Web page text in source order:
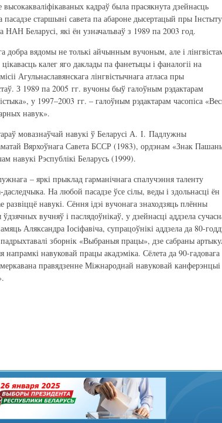
кадраў была прасякнута дзейнасць
старшыні савета па абароне дысертацый пры
НАН Беларусі, які ён узначальваў з 1989 па 2003 год.
добра вядомы не толькі айчынным вучоным, але і
калег яго даклады па фанетыцы і фаналогіі на
Агульнаславянскага лінгвістычнага атласа пры
З 1989 па 2005 гг. вучоны быў галоўным рэдактарам
у 1997–2003 гг. – галоўным рэдактарам часопіса
навук».
мовазнаўчай навукі ў Беларусі А. І. Падлужны
Вярхоўнага Савета БССР (1983), ордэнам «Знак
навукі Рэспублікі Беларусь (1999).
– яркі прыклад гарманічнага спалучэння таленту
даследчыка. На любой пасадзе ўсе сілы, веды і здольнасці ён
развіццё навукі. Сёння ідэі вучонага знаходзяць плённы
вучняў і паслядоўнікаў, у дзейнасці аддзела
Аляксандра Іосіфавіча, супрацоўнікі аддзела да 80-
зборнік «Выбраныя працы», дзе сабраны
навуковай працы акадэміка. Сёлета да 90-гадовага
правядзенне Міжнароднай навуковай канферэнцыі